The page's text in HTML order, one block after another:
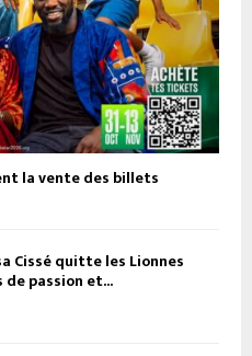
la vente des billets
Cissé quitte les Lionnes
de passion et...